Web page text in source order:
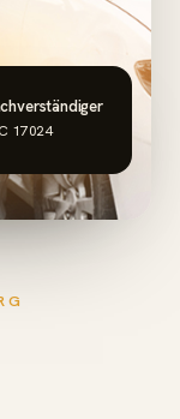
17024